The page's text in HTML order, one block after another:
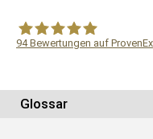
94Bewertungen auf
Glossar